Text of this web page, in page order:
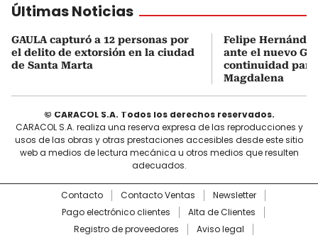
Últimas Noticias
GAULA capturó a 12 personas por
el delito de extorsión en la ciudad
de Santa Marta
Felipe
ante el nuevo
continuidad
Magdalena
© CARACOL S.A. Todos los derechos reservados.
CARACOL S.A. realiza una reserva expresa de las reproducciones y
usos de las obras y otras prestaciones accesibles desde este sitio
web a medios de lectura mecánica u otros medios que resulten
adecuados.
Contacto Contacto Ventas
Newsletter
Pago electrónico clientes
Alta de Clientes
Registro de proveedores
Aviso legal